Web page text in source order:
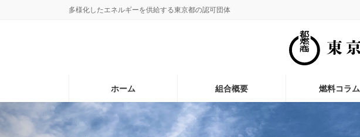
ッ
プ
移
動
多様化したエネルギーを供給する東京都の認可団体
ホーム 組合概要 燃料コラム